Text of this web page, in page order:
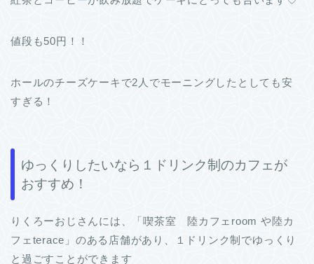
値段も50円！！
ホールのチーズケーキで2人でモーニングしたとしても安
すぎる！
ゆっくりしたいなら１ドリンク制のカフェが
おすすめ！
りくろーおじさんには、「喫茶室 陸カフェroom や陸カ
フェterace」のある店舗があり、１ドリンク制でゆっくり
と過ごすことができます